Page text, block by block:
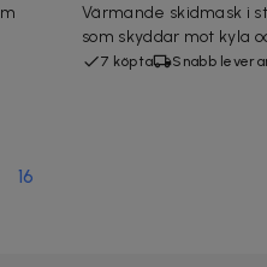
Värmande skidmask i
som skyddar mot kyla
7 köpta Snabb
16